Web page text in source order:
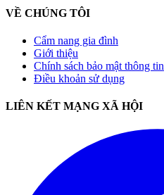
VỀ CHÚNG TÔI
Cẩm nang gia đình
Giới thiệu
Chính sách bảo mật thông tin
Điều khoản sử dụng
LIÊN KẾT MẠNG XÃ HỘI